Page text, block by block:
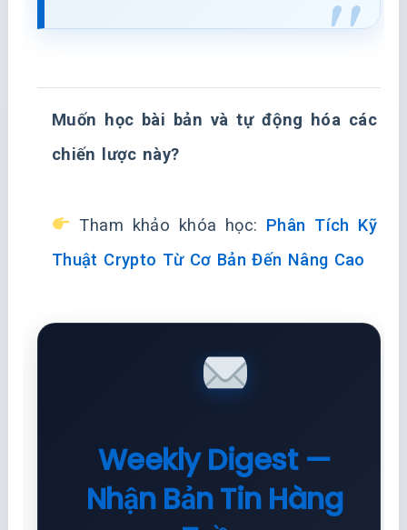
Muốn học bài bản và tự động hóa các
chiến lược này?
Tham khảo khóa học: Phân Tích Kỹ
Thuật Crypto Từ Cơ Bản Đến Nâng Cao
Weekly Digest —
Nhận Bản Tin Hàng